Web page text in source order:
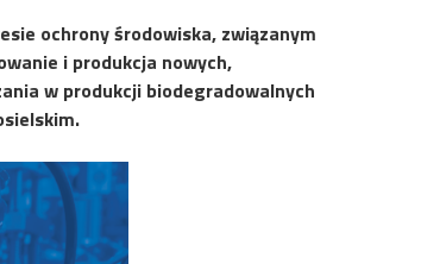
ochrony środowiska, związanym
i produkcja nowych,
w produkcji biodegradowalnych